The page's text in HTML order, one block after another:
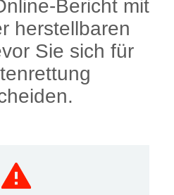
Bericht mit
herstellbaren
Sie sich für